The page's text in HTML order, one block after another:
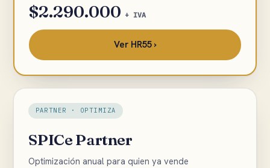
$2.290.000 + IVA
Ver HR55 ›
PARTNER · OPTIMIZA
SPICe Partner
Optimización anual para quien ya vende